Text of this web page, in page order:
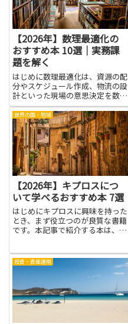
を...
【2026年】数理最適化の
おすすめ本 10選｜実務課
題を解く
はじめに数理最適化は、資源の配
分やスケジュール作成、物流の設
計といった現場の意思決定を数式
で説明する考え方です。データと
制約を正しく組み合わせると、現
実の課題を費用や時間のトレード
オフとして見える化でき、判断の
根拠を整える手助けになりま
す。...
世界の国・地域
【2026年】キプロスにつ
いて学べるおすすめ本 7選
はじめにキプロスに興味を持った
とき、まず役立つのが良質な書籍
です。本記事で紹介する本は、島
度から理解を深める助けになりま
す。写真や地図で現地の雰囲気を
つかめるもの、学術的な背景を
整...
投資・資産運用